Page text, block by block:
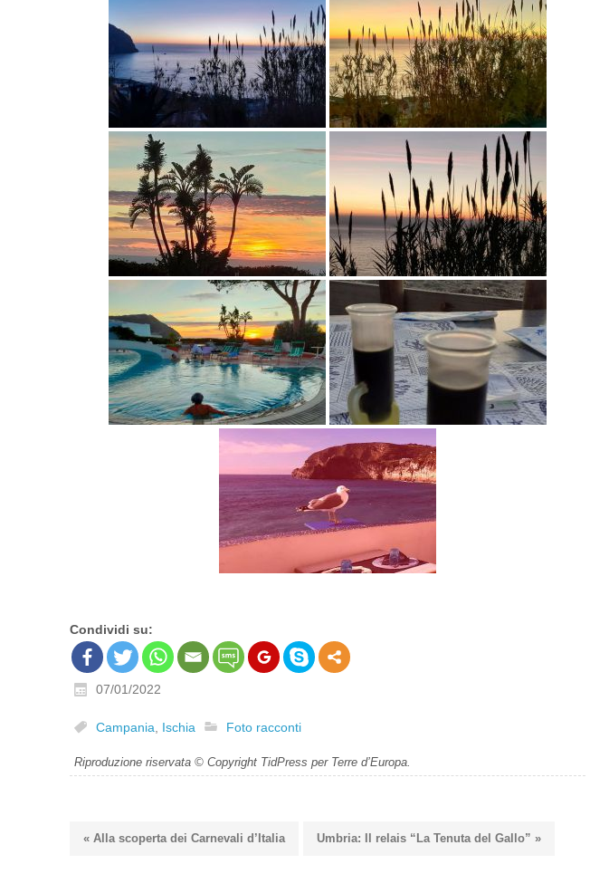
Condividi su:
07/01/2022
Campania Ischia Foto racconti
Riproduzione riservata © Copyright TidPress per Terre d’Europa.
« Alla scoperta dei Carnevali d’Italia Umbria: Il relais “La Tenuta del Gallo” »